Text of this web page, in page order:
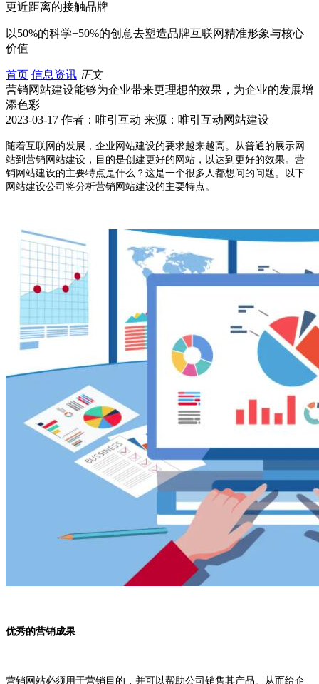
更近距离的接触品牌
以50%的科学+50%的创意去塑造品牌互联网精准形象与核心
价值
首页 信息资讯 正文
营销网站建设能够为企业带来更理想的效果，为企业的发展增
添色彩
2023-03-17 作者：唯引互动 来源：唯引互动网站建设
随着互联网的发展，企业网站建设的要求越来越高。从普通的展示网
站到营销网站建设，目的是创建更好的网站，以达到更好的效果。营
销网站建设的主要特点是什么？这是一个很多人都想问的问题。以下
网站建设公司将分析营销网站建设的主要特点。
优秀的营销成果
营销网站必须用于营销目的，并可以帮助公司销售其产品。从而给企